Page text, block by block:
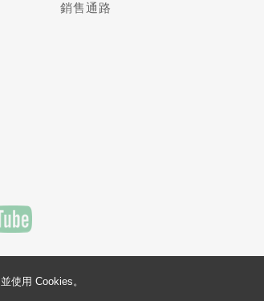
銷售通路
並使用 Cookies。